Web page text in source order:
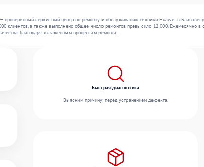
проверенный сервисный центр по ремонту и обслуживанию техники Huawei в
клиентов, а также выполнено общее число ремонтов превысило 12 000. Ежемесячно
благодаря отлаженным процессам ремонта.
Быстрая диагностика
Выясним причину перед устранением дефекта.